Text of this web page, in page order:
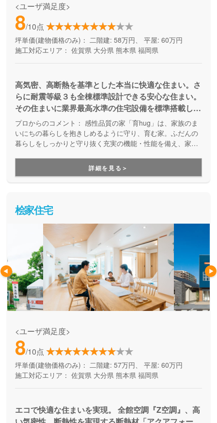
<ユーザ満足度>
8/10点
坪単価(建物価格のみ)： 二階建: 58万円、 平屋: 60万円
施工対応エリア： 佐賀県 大分県 熊本県 福岡県
高気密、高断熱を基準とした本当に快適な住まい。さ
らに耐震等級３も全棟標準設計できる安心な住まい。
その住まいに業界最高水準の住宅設備を標準搭載して
いるにも関わらず、九州NO1ビルダーとしての利点を
最大限にいかしてお手頃な価格で実現しました。
プロからのコメント： 感性品質の家「育hug」は、家族のま
いにちの暮らしを抱きしめるように守り、育む家。ふだんの
暮らしをしっかりと守り抜く充実の機能・性能を備え、家族
豊かに彩る家づくりを実現しています。
詳細を見る＞
桧家住宅
<ユーザ満足度>
8/10点
坪単価(建物価格のみ)： 二階建: 57万円、 平屋: 60万円
施工対応エリア： 佐賀県 大分県 熊本県 福岡県
エコで快適な住まいを実現。 全館空調『Z空調』、高